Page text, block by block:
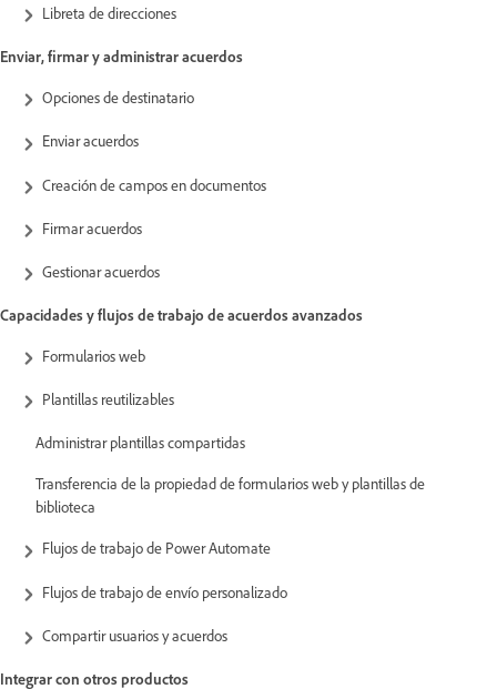
Libreta de direcciones
Enviar, firmar y administrar acuerdos
Opciones de destinatario
Enviar acuerdos
Creación de campos en documentos
Firmar acuerdos
Gestionar acuerdos
Capacidades y flujos de trabajo de acuerdos avanzados
Formularios web
Plantillas reutilizables
Administrar plantillas compartidas
Transferencia de la propiedad de formularios web y plantillas de
biblioteca
Flujos de trabajo de Power Automate
Flujos de trabajo de envío personalizado
Compartir usuarios y acuerdos
Integrar con otros productos